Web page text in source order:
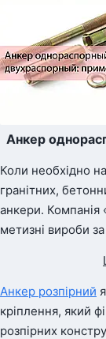
Анкер
Коли необхідно
гранітних,
анкери. Компанія
метизні вироби
Анкер розпірний
кріплення, який
розпірних